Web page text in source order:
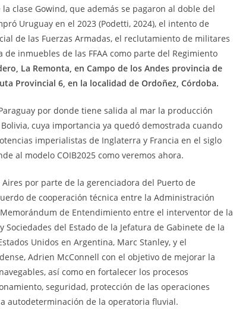
clase Gowind, que además se pagaron al doble del
Uruguay en el 2023 (Podetti, 2024), el intento de
de las Fuerzas Armadas, el reclutamiento de militares
inmuebles de las FFAA como parte del Regimiento
La Remonta, en Campo de los Andes provincia de
Provincial 6, en la localidad de Ordoñez, Córdoba.
por donde tiene salida al mar la producción
cuya importancia ya quedó demostrada cuando
imperialistas de Inglaterra y Francia en el siglo
al modelo COIB2025 como veremos ahora.
por parte de la gerenciadora del Puerto de
de cooperación técnica entre la Administración
de Entendimiento entre el interventor de la
Sociedades del Estado de la Jefatura de Gabinete de la
Unidos en Argentina, Marc Stanley, y el
Adrien McConnell con el objetivo de mejorar la
así como en fortalecer los procesos
seguridad, protección de las operaciones
autodeterminación de la operatoria fluvial.